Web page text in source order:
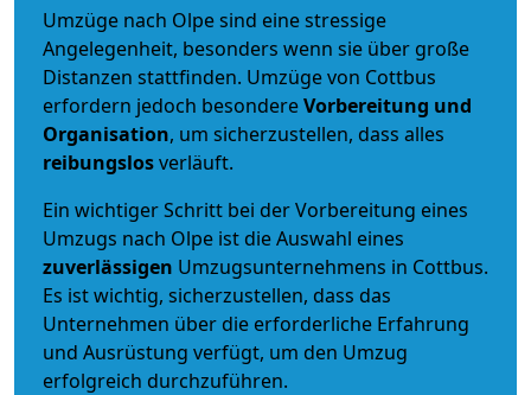
Umzüge nach Olpe sind eine stressige
Angelegenheit, besonders wenn sie über große
Distanzen stattfinden. Umzüge von Cottbus
erfordern jedoch besondereVorbereitung und
Organisation, um sicherzustellen, dass alles
reibungslosverläuft.
Ein wichtiger Schritt bei der Vorbereitung eines
Umzugs nach Olpe ist die Auswahl eines
zuverlässigen Umzugsunternehmens in Cottbus.
Es ist wichtig, sicherzustellen, dass das
Unternehmen über die erforderliche Erfahrung
und Ausrüstung verfügt, um den Umzug
erfolgreich durchzuführen.